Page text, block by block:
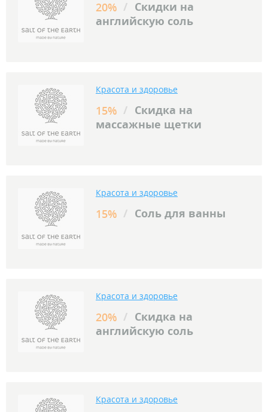
20% / Скидки на
английскую соль
Красота и здоровье
15% / Скидка на
массажные щетки
Красота и здоровье
15% / Соль для ванны
Красота и здоровье
20% / Скидка на
английскую соль
Красота и здоровье